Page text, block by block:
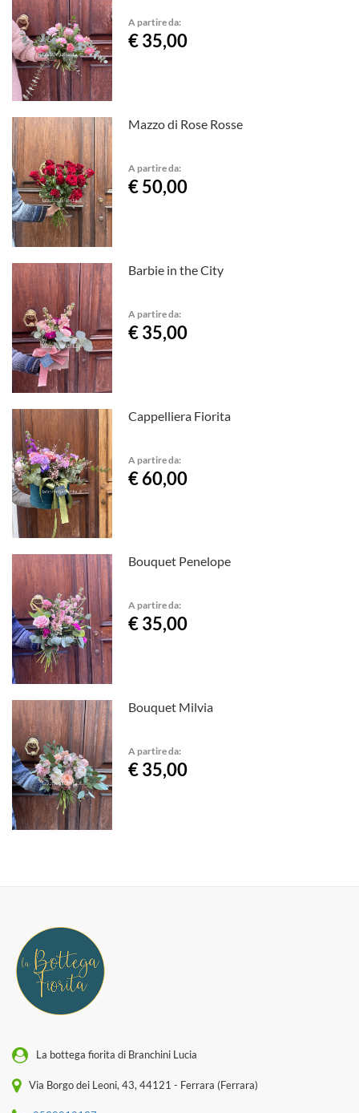
A partire da:
€ 35,00
Mazzo di Rose Rosse
A partire da:
€ 50,00
Barbie in the City
A partire da:
€ 35,00
Cappelliera Fiorita
A partire da:
€ 60,00
Bouquet Penelope
A partire da:
€ 35,00
Bouquet Milvia
A partire da:
€ 35,00
La bottega fiorita di Branchini Lucia
Via Borgo dei Leoni, 43, 44121 - Ferrara (Ferrara)